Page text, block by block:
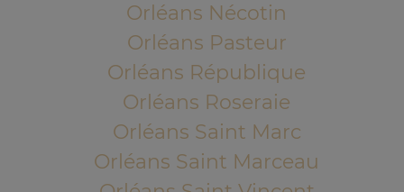
Orléans Nécotin
Orléans Pasteur
Orléans République
Orléans Roseraie
Orléans Saint Marc
Orléans Saint Marceau